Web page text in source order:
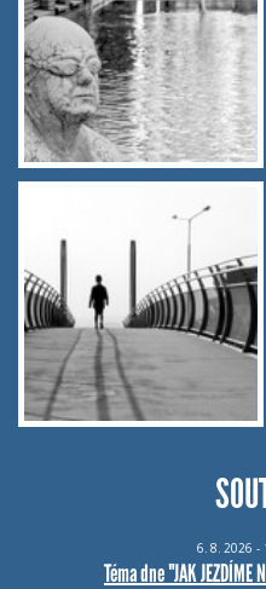
6. 8. 2026 -
Téma dne "JAK JEZDÍME